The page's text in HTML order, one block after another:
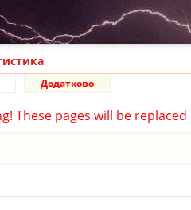
Додатково
These pages will be